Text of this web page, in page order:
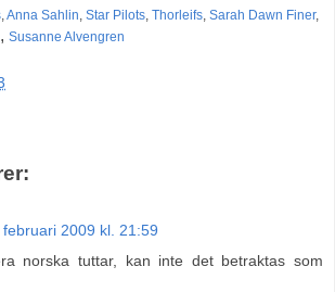
,Anna Sahlin, Star Pilots, Thorleifs, Sarah Dawn Finer,
, Susanne Alvengren
februari 2009 kl. 21:59
norska tuttar, kan inte det betraktas som